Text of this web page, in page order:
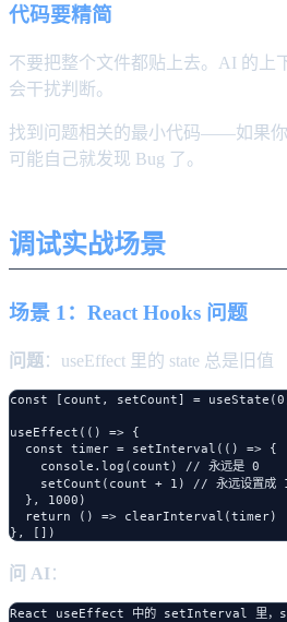
代码要精简
不要把整个文件都贴上去。AI 的上
会干扰判断。
找到问题相关的最小代码——如果
可能自己就发现 Bug 了。
调试实战场景
场景 1：React Hooks 问题
问题：useEffect 里的 state 总是旧值
const [count, setCount] =
useEffect(() => {
  const timer = setInterval(() => {
    console.log(count) // 永远是 0
setCount(count + 1) // 永远设置成
  }, 1000)
  return () => clearInterval(timer)
问 AI ：
React useEffect 中的 setInterval 里，